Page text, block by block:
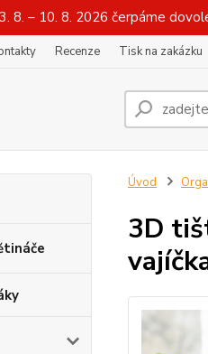
8. – 10. 8. 2026 čerpáme
Recenze Tisk na zakázku
Úvod
3D